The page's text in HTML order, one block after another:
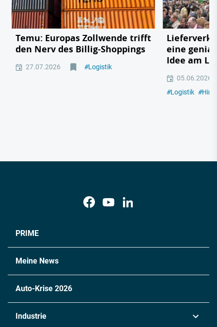
Temu: Europas Zollwende trifft
den Nerv des Billig-Shoppings
27.07.2026 #Logistik
eine
Idee am
05.06.2026
#Logistik #
PRIME
Meine News
Auto-Krise 2026
Industrie